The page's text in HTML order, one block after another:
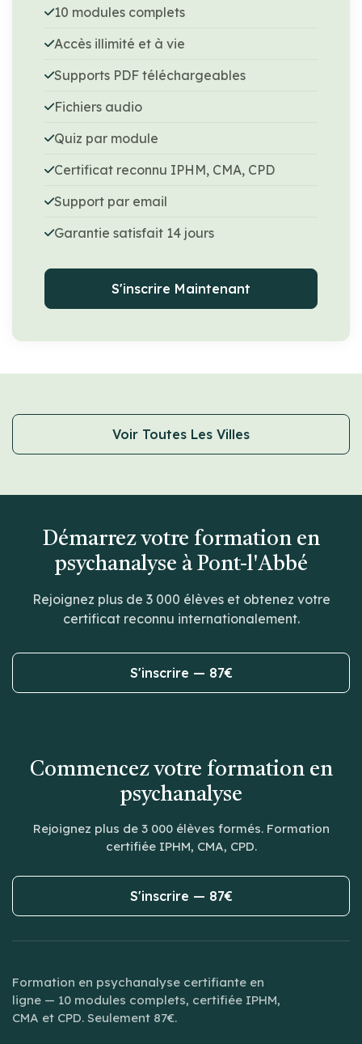
10 modules complets
Accès illimité et à vie
Supports PDF téléchargeables
Fichiers audio
Quiz par module
Certificat reconnu IPHM, CMA, CPD
Support par email
Garantie satisfait 14 jours
S'inscrire Maintenant
Voir Toutes Les Villes
Démarrez votre formation en
psychanalyse à Pont-l'Abbé
Rejoignez plus de 3 000 élèves et obtenez votre
certificat reconnu internationalement.
S'inscrire — 87€
Commencez votre formation en
psychanalyse
Rejoignez plus de 3 000 élèves formés. Formation
certifiée IPHM, CMA, CPD.
S'inscrire — 87€
Formation en psychanalyse certifiante en
ligne — 10 modules complets, certifiée IPHM,
CMA et CPD. Seulement 87€.